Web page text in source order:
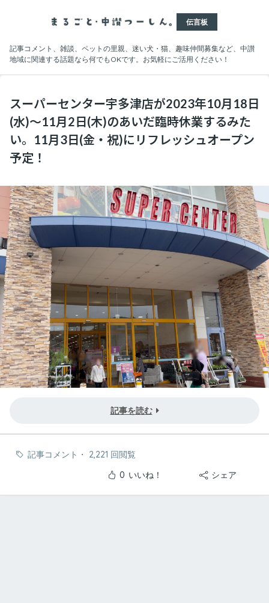
伝言板
記事コメント、雑談、ペットの里親、迷い犬・猫、趣味仲間募集など、中讃
地域に関連する話題なら何でもOKです。お気軽にご活用ください！
スーパーセンター宇多津店が2023年10月18日
(水)～11月2日(木)のあいだ臨時休業するみた
い。11月3日(金・祝)にリフレッシュオープン
予定！
記事を読む
記事コメント ・ 2,221 回閲覧
シェア
0 いいね！